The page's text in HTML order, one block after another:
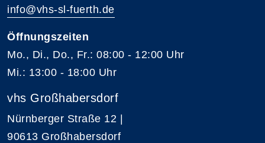
info@vhs-sl-fuerth.de
Öffnungszeiten
Mo., Di., Do., Fr.: 08:00 - 12:00 Uhr
Mi.: 13:00 - 18:00 Uhr
vhs Großhabersdorf
Nürnberger Straße 12 |
90613 Großhabersdorf